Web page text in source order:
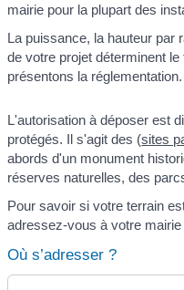
mairie pour la plupart des
La puissance, la hauteur par
de votre projet déterminent
présentons la réglementation.
L'autorisation à déposer est
protégés. Il s'agit des (sites
abords d'un monument
réserves naturelles, des
Pour savoir si votre terrain
adressez-vous à votre mairie
Où s’adresser ?